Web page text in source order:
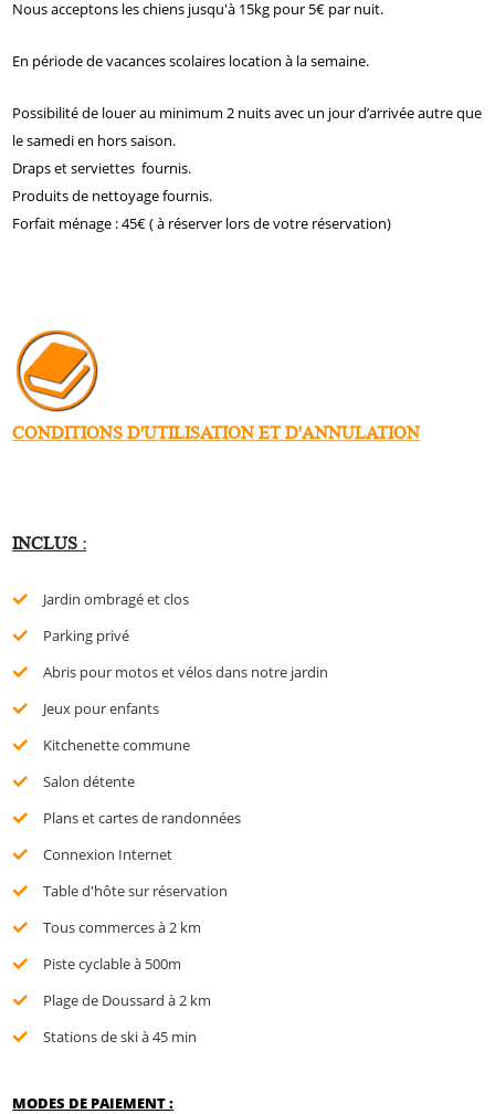
Nous acceptons les chiens jusqu'à 15kg pour 5€ par nuit.
En période de vacances scolaires location à la semaine.
Possibilité de louer au minimum 2 nuits avec un jour d’arrivée autre que
le samedi en hors saison.
Draps et serviettes fournis.
Produits de nettoyage fournis.
Forfait ménage : 45€ ( à réserver lors de votre réservation)
CONDITIONS D'UTILISATION ET D'ANNULATION
INCLUS :
Jardin ombragé et clos
Parking privé
Abris pour motos et vélos dans notre jardin
Jeux pour enfants
Kitchenette commune
Salon détente
Plans et cartes de randonnées
Connexion Internet
Table d'hôte sur réservation
Tous commerces à 2 km
Piste cyclable à 500m
Plage de Doussard à 2 km
Stations de ski à 45 min
MODES DE PAIEMENT :